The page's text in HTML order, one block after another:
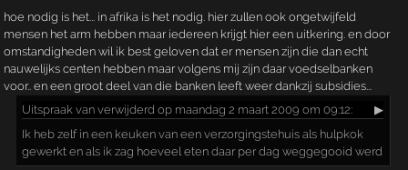
hoe nodig is het... in afrika is het nodig. hier zullen ook ongetwijfeld
mensen het arm hebben maar iedereen krijgt hier een uitkering. en door
omstandigheden wil ik best geloven dat er mensen zijn die dan echt
nauwelijks centen hebben maar volgens mij zijn daar voedselbanken
voor.. en een groot deel van die banken leeft weer dankzij subsidies...
Uitspraak van verwijderd op maandag 2 maart 2009 om 09:12:
▶
Ik heb zelf in een keuken van een verzorgingstehuis als hulpkok
gewerkt en als ik zag hoeveel eten daar per dag weggegooid werd